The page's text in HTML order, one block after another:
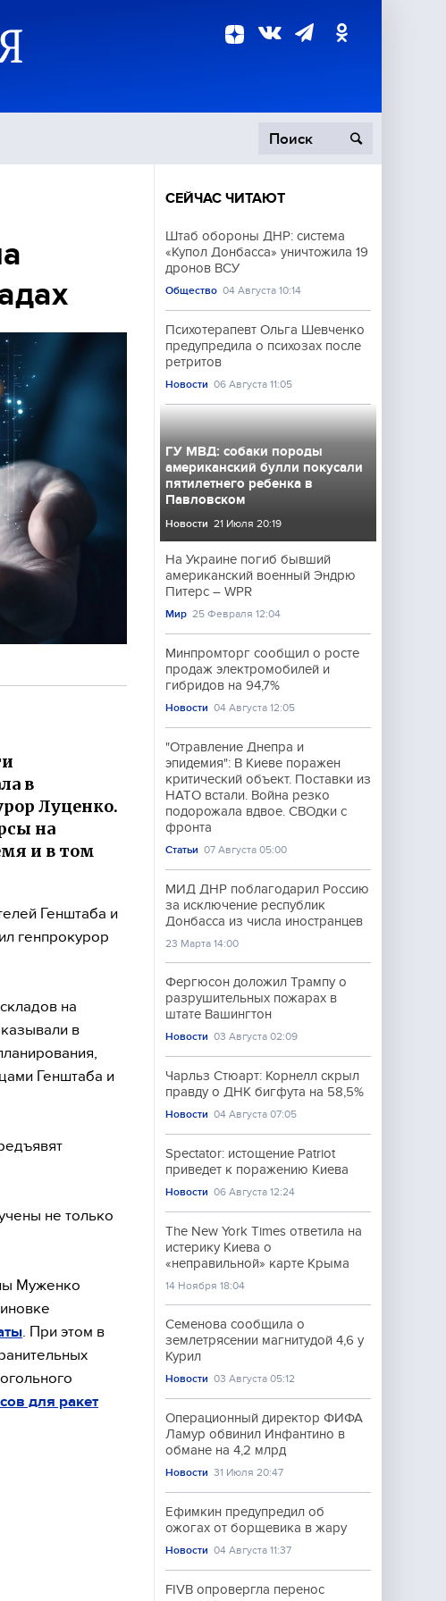
Происшествия
в
Луценко.
на
и в том
Генштаба и
генпрокурор
на
в
Генштаба и
не только
Муженко
. При этом в
для ракет
СЕЙЧАС ЧИТАЮТ
Штаб обороны ДНР: система
«Купол Донбасса» уничтожила 19
дронов ВСУ
Общество 04 Августа 10:14
Психотерапевт Ольга Шевченко
предупредила о психозах после
ретритов
Новости 06 Августа 11:05
ГУ МВД: собаки породы
американский булли покусали
пятилетнего ребенка в
Павловском
Новости 21 Июля 20:19
На Украине погиб бывший
американский военный Эндрю
Питерс – WPR
Мир 25 Февраля 12:04
Минпромторг сообщил о росте
продаж электромобилей и
гибридов на 94,7%
Новости 04 Августа 12:05
"Отравление Днепра и
эпидемия": В Киеве поражен
критический объект. Поставки из
НАТО встали. Война резко
подорожала вдвое. СВОдки с
фронта
Статьи 07 Августа 05:00
МИД ДНР поблагодарил Россию
за исключение республик
Донбасса из числа иностранцев
23 Марта 14:00
Фергюсон доложил Трампу о
разрушительных пожарах в
штате Вашингтон
Новости 03 Августа 02:09
Чарльз Стюарт: Корнелл скрыл
правду о ДНК бигфута на 58,5%
Новости 04 Августа 07:05
Spectator: истощение Patriot
приведет к поражению Киева
Новости 06 Августа 12:24
The New York Times ответила на
истерику Киева о
«неправильной» карте Крыма
14 Ноября 18:04
Семенова сообщила о
землетрясении магнитудой 4,6 у
Курил
Новости 03 Августа 05:12
Операционный директор ФИФА
Ламур обвинил Инфантино в
обмане на 4,2 млрд
Новости 31 Июля 20:47
Ефимкин предупредил об
ожогах от борщевика в жару
Новости 04 Августа 11:37
FIVB опровергла перенос